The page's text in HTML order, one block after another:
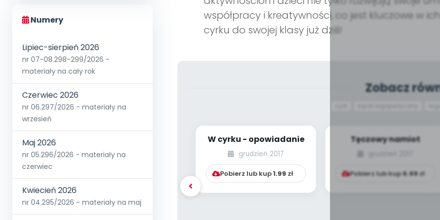
Numery
Lipiec-sierpień 2026
nr 07-08.298-299/2026 -
materiały na cały rok
Czerwiec 2026
nr 06.297/2026 - materiały na
wrzesień
Maj 2026
nr 05.296/2026 - materiały na
czerwiec
Kwiecień 2026
nr 04.295/2026 - materiały na maj
współpracy i kreatywności, co jest kluczowe w
cyrku do swojej klasy już dziś!
Zobacz
W cyrku - opowiadanie
grudzień 2017
Pobierz lub kup1.99 zł
Tęczowy namiot
Pobierz lub kup6.99zł